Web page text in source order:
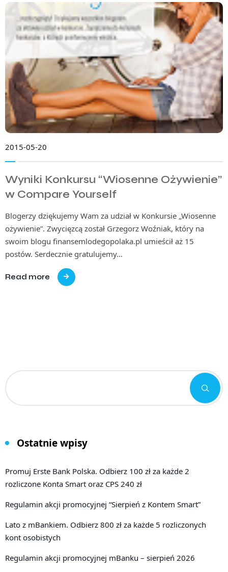
2015-05-20
Wyniki Konkursu “Wiosenne Ożywienie”
w Compare Yourself
Blogerzy dziękujemy Wam za udział w Konkursie „Wiosenne
ożywienie”. Zwycięzcą został Grzegorz Woźniak, który na
swoim blogu finansemlodegopolaka.pl umieścił aż 15
postów. Serdecznie gratulujemy…
Read more
Ostatnie wpisy
Promuj Erste Bank Polska. Odbierz 100 zł za każde 2
rozliczone Konta Smart oraz CPS 240 zł
Regulamin akcji promocyjnej “Sierpień z Kontem Smart”
Lato z mBankiem. Odbierz 800 zł za każde 5 rozliczonych
kont osobistych
Regulamin akcji promocyjnej mBanku – sierpień 2026